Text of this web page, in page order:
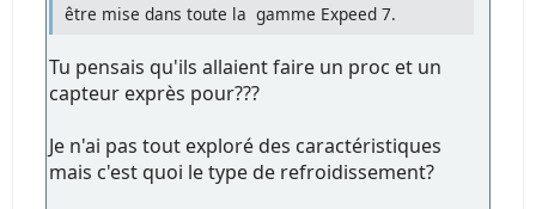
être mise dans toute la gamme Expeed 7.
Tu pensais qu'ils allaient faire un proc et un
capteur exprès pour???
Je n'ai pas tout exploré des caractéristiques
mais c'est quoi le type de refroidissement?